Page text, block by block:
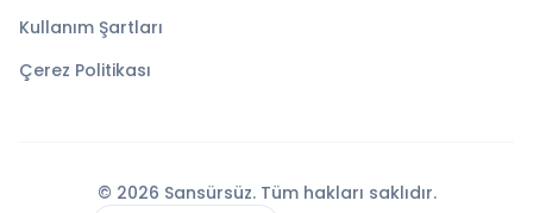
Kullanım Şartları
Çerez Politikası
© 2026 Sansürsüz. Tüm hakları saklıdır.